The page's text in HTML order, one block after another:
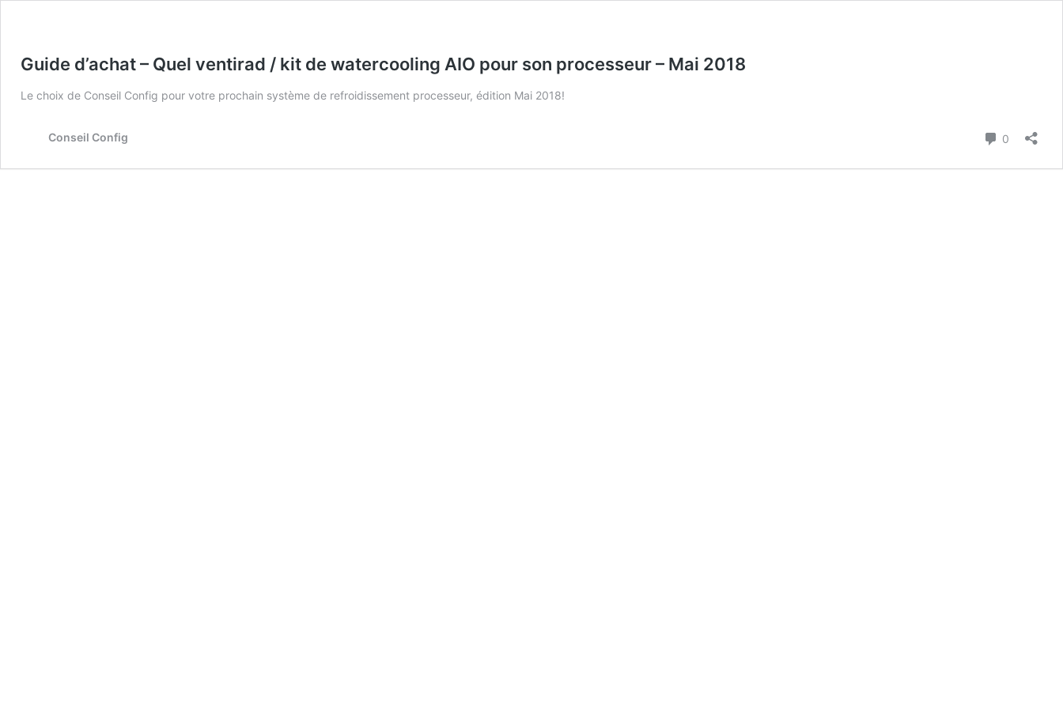
Guide d’achat – Quel ventirad / kit de watercooling AIO pour son processeur – Mai 2018
Le choix de Conseil Config pour votre prochain système de refroidissement processeur, édition Mai 2018!
Conseil Config 0